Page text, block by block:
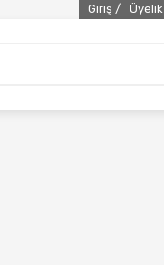
Giriş / Üyelik